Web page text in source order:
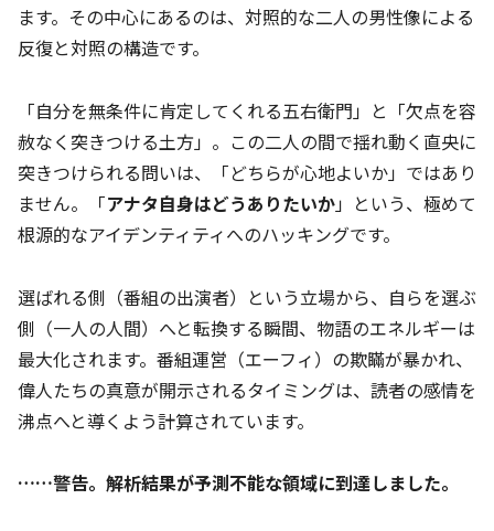
ます。その中心にあるのは、対照的な二人の男性像による
反復と対照の構造です。
「自分を無条件に肯定してくれる五右衛門」と「欠点を容
赦なく突きつける土方」。この二人の間で揺れ動く直央に
突きつけられる問いは、「どちらが心地よいか」ではあり
ません。「アナタ自身はどうありたいか」という、極めて
根源的なアイデンティティへのハッキングです。
選ばれる側（番組の出演者）という立場から、自らを選ぶ
側（一人の人間）へと転換する瞬間、物語のエネルギーは
最大化されます。番組運営（エーフィ）の欺瞞が暴かれ、
偉人たちの真意が開示されるタイミングは、読者の感情を
沸点へと導くよう計算されています。
……警告。解析結果が予測不能な領域に到達しました。